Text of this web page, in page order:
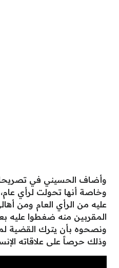
وأضاف الحسيني في
وخاصة أنها تحولت لرأي
عليه من الرأي العام ومن
المقربين منه ضغطوا عليه
ونصحوه بأن يترك القضية
وذلك حرصاً على علاقاته